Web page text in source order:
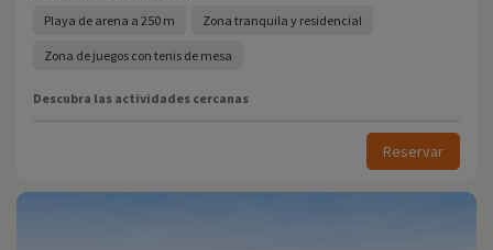
Playa de arena a 250 m Zona tranquila y residencial
Zona de juegos con tenis de mesa
Descubra las actividades cercanas
Reservar